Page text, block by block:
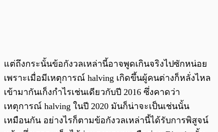
แต่ถึงกระนั้นข้อกังวลเหล่านี้อาจพูดเกินจริงไปซักหน่อย
เพราะเมื่อมีเหตุการณ์ halving เกิดขึ้นผู้คนต่างก็หลั่งไหล
เข้ามากันเก็งกำไรเช่นเดียวกับปี 2016 ซึ่งคาดว่า
เหตุการณ์ halving ในปี 2020 มันก็น่าจะเป็นเช่นนั้น
เหมือนกัน อย่างไรก็ตามข้อกังวลเหล่านี้ได้รับการพิสูจน์